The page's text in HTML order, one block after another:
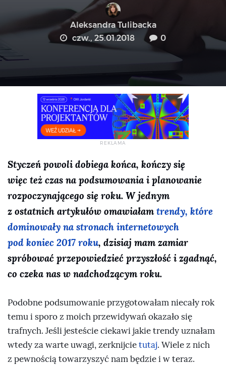
Aleksandra Tulibacka
czw., 25.01.2018
0
Styczeń powoli dobiega końca, kończy się
więc też czas na podsumowania i planowanie
rozpoczynającego się roku. W jednym
z ostatnich artykułów omawiałamtrendy, które
dominowały na stronach internetowych
pod koniec 2017 roku, dzisiaj mam zamiar
spróbować przepowiedzieć przyszłość i zgadnąć,
co czeka nas w nadchodzącym roku.
Podobne podsumowanie przygotowałam niecały rok
temu i sporo z moich przewidywań okazało się
trafnych. Jeśli jesteście ciekawi jakie trendy uznałam
wtedy za warte uwagi, zerknijcietutaj. Wiele z nich
z pewnością towarzyszyć nam będzie i w teraz.